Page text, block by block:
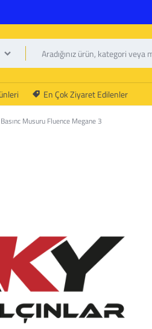
En Çok Ziyaret Edilenler
Musuru Fluence Megane 3